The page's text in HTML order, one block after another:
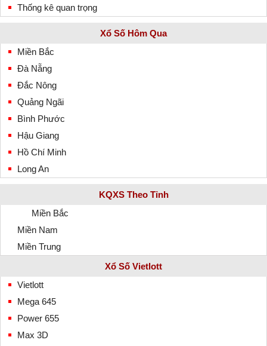
Thống kê quan trọng
Xổ Số Hôm Qua
Miền Bắc
Đà Nẵng
Đắc Nông
Quảng Ngãi
Bình Phước
Hậu Giang
Hồ Chí Minh
Long An
KQXS Theo Tỉnh
Miền Bắc
Miền Nam
Miền Trung
Xổ Số Vietlott
Vietlott
Mega 645
Power 655
Max 3D